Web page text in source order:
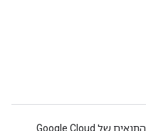
התנאים של Google Cloud